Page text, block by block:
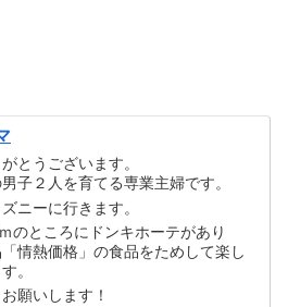
とうございます。
子２人を育てる専業主婦です。
ニーに行きます。
のところにドンキホーテがあり
情熱価格」の食品をためして楽し
。
願いします！